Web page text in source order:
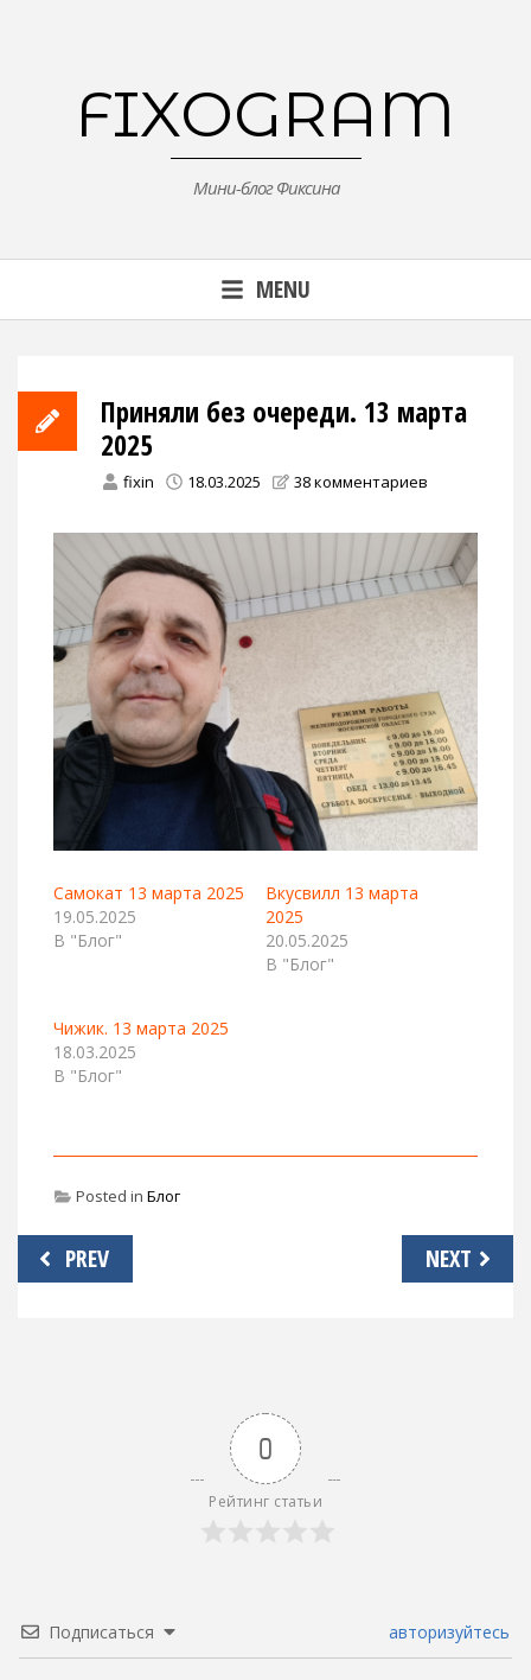
FIXOGRAM
Мини-блог Фиксина
MENU
Приняли без очереди. 13 марта
2025
fixin 18.03.2025 38 комментариев
Самокат 13 марта 2025
19.05.2025
В "Блог"
Вкусвилл 13 марта
2025
20.05.2025
В "Блог"
Чижик. 13 марта 2025
18.03.2025
В "Блог"
Posted in Блог
Навигация
по
PREV NEXT
0
Рейтинг статьи
Подписаться авторизуйтесь